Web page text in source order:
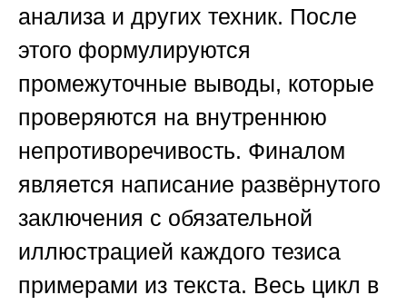
анализа и других техник. После
этого формулируются
промежуточные выводы, которые
проверяются на внутреннюю
непротиворечивость. Финалом
является написание развёрнутого
заключения с обязательной
иллюстрацией каждого тезиса
примерами из текста. Весь цикл в